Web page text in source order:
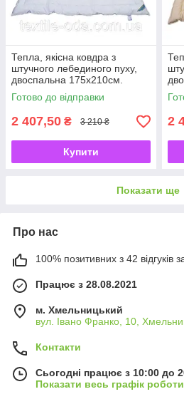
Тепла, якісна ковдра з
штучного лебединого пуху,
двоспальна 175х210см.
чохол 100% бавовна ТМ
АРДА
Готово до відправки
2 407,50 ₴ 3 210 ₴
Купити
2
Показати ще
Про нас
100% позитивних з 42 відгуків
Працює з 28.08.2021
м. Хмельницький
вул. Івано Франко, 10,
Контакти
Сьогодні працює з 10:00 до
Показати весь графік роботи